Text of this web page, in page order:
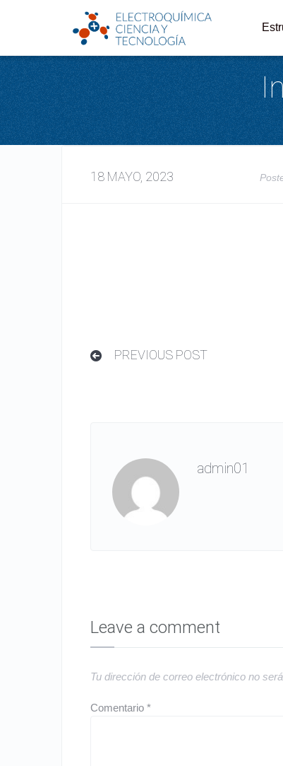
18 MAYO, 2023
PREVIOUS POST
admin01
Leave a comment
Tu dirección de correo electrónico no
Comentario *